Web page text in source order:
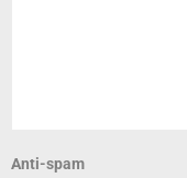
Anti-spam